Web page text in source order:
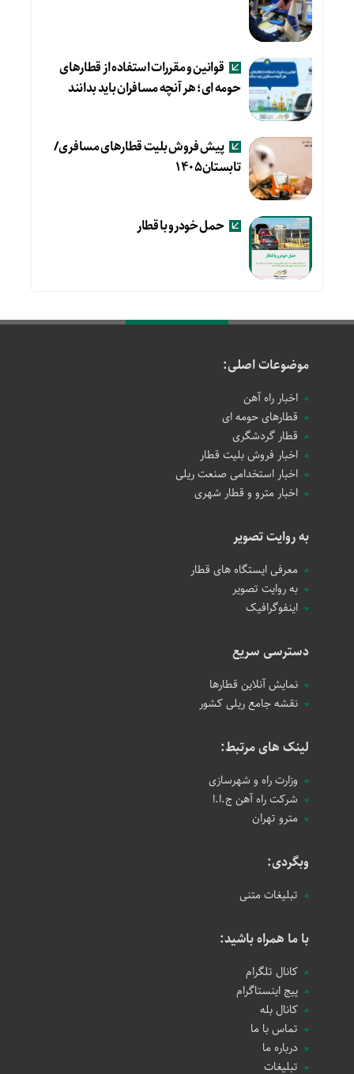
قوانین و مقررات استفاده از قطارهای
حومه ای؛ هر آنچه مسافران باید بدانند
پیش فروش بلیت قطارهای مسافری/
تابستان۱۴۰۵
حمل خودرو با قطار
موضوعات اصلی:
اخبار راه آهن
قطارهای حومه ای
قطار گردشگری
اخبار فروش بلیت قطار
اخبار استخدامی صنعت ریلی
اخبار مترو و قطار شهری
به روایت تصویر
معرفی ایستگاه های قطار
به روایت تصویر
اینفوگرافیک
دسترسی سریع
نمایش آنلاین قطارها
نقشه جامع ریلی کشور
لینک های مرتبط:
وزارت راه و شهرسازی
شرکت راه آهن ج.ا.ا
مترو تهران
وبگردی:
تبلیغات متنی
با ما همراه باشید:
کانال تلگرام
پیج اینستاگرام
کانال بله
تماس با ما
درباره ما
تبلیغات